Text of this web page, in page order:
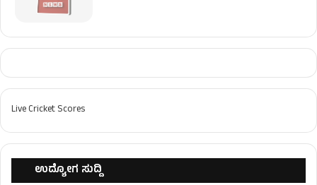
Live Cricket Scores
ಉದ್ಯೋಗ ಸುದ್ದಿ